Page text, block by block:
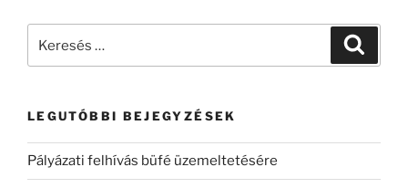
LEGUTÓBBI BEJEGYZÉSEK
Pályázati felhívás büfé üzemeltetésére